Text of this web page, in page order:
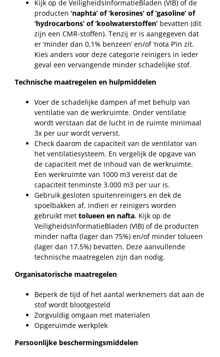
Kijk op de VeiligheidsInformatieBladen (VIB) of de
producten ‘naphta’ of ‘kerosines’ of ‘gasoline’ of
‘hydrocarbons’ of ‘koolwaterstoffen’ bevatten (dit
zijn een CMR-stoffen). Tenzij er is aangegeven dat
er ‘minder dan 0,1% benzeen’ en/of ‘nota P’in zit.
Kies anders voor deze categorie reinigers in ieder
geval een vervangende minder schadelijke stof.
Technische maatregelen en hulpmiddelen
Voer de schadelijke dampen af met behulp van
ventilatie van de werkruimte. Onder ventilatie
wordt verstaan dat de lucht in de ruimte minimaal
3x per uur wordt ververst.
Check daarom de capaciteit van de ventilator van
het ventilatiesysteem. En vergelijk de opgave van
de capaciteit met de inhoud van de werkruimte.
Een werkruimte van 1000 m3 vereist dat de
capaciteit tenminste 3.000 m3 per uur is.
Gebruik gesloten spuitenreinigers en dek de
spoelbakken af, indien er reinigers worden
gebruikt met tolueen en nafta. Kijk op de
VeiligheidsInformatieBladen (VIB) of de producten
minder nafta (lager dan 75%) en/of minder tolueen
(lager dan 17,5%) bevatten. Deze aanvullende
technische maatregelen zijn dan nodig.
Organisatorische maatregelen
Beperk de tijd of het aantal werknemers dat aan de
stof wordt blootgesteld
Zorgvuldig omgaan met materialen
Opgeruimde werkplek
Persoonlijke beschermingsmiddelen